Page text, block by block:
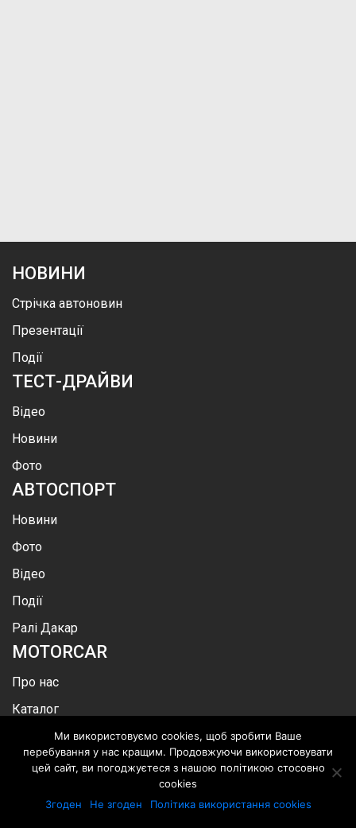
НОВИНИ
Стрічка автоновин
Презентації
Події
ТЕСТ-ДРАЙВИ
Відео
Новини
Фото
АВТОСПОРТ
Новини
Фото
Відео
Події
Ралі Дакар
MOTORCAR
Про нас
Каталог
автомобілів
Реклама
БУТИ У КУРСІ НОВИН
Ми використовуємо cookies, щоб зробити Ваше
перебування у нас кращим. Продовжуючи використовувати
цей сайт, ви погоджуєтеся з нашою політикою стосовно
cookies
Згоден
Не згоден Політика використання cookies